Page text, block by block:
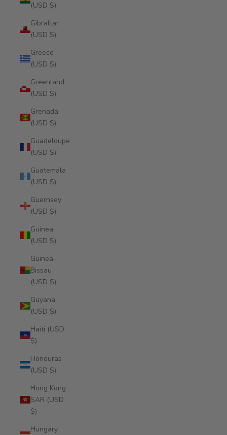
(USD $)
Gibraltar
(USD $)
Greece
(USD $)
Greenland
(USD $)
Grenada
(USD $)
Guadeloupe
(USD $)
Guatemala
(USD $)
Guernsey
(USD $)
Guinea
(USD $)
Guinea-
Bissau
(USD $)
Guyana
(USD $)
Haiti (USD
$)
Honduras
(USD $)
Hong Kong
SAR (USD
$)
Hungary